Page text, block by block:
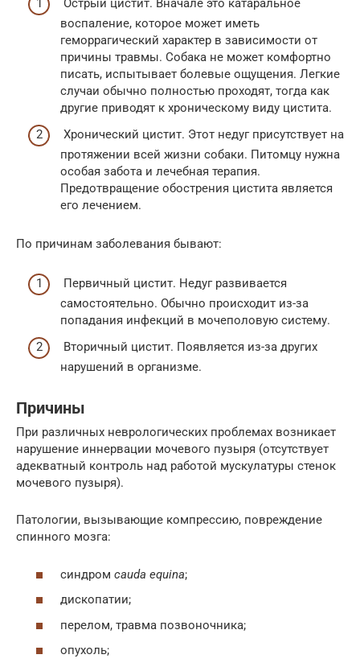
Острый цистит. Вначале это катаральное
воспаление, которое может иметь
геморрагический характер в зависимости от
причины травмы. Собака не может комфортно
писать, испытывает болевые ощущения. Легкие
случаи обычно полностью проходят, тогда как
другие приводят к хроническому виду цистита.
Хронический цистит. Этот недуг присутствует на
протяжении всей жизни собаки. Питомцу нужна
особая забота и лечебная терапия.
Предотвращение обострения цистита является
его лечением.
По причинам заболевания бывают:
Первичный цистит. Недуг развивается
самостоятельно. Обычно происходит из-за
попадания инфекций в мочеполовую систему.
Вторичный цистит. Появляется из-за других
нарушений в организме.
Причины
При различных неврологических проблемах возникает
нарушение иннервации мочевого пузыря (отсутствует
адекватный контроль над работой мускулатуры стенок
мочевого пузыря).
Патологии, вызывающие компрессию, повреждение
спинного мозга:
синдром cauda equina;
дископатии;
перелом, травма позвоночника;
опухоль;